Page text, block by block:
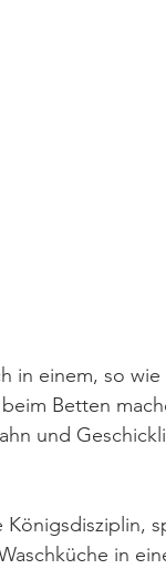
in einem, so
Betten
und
in